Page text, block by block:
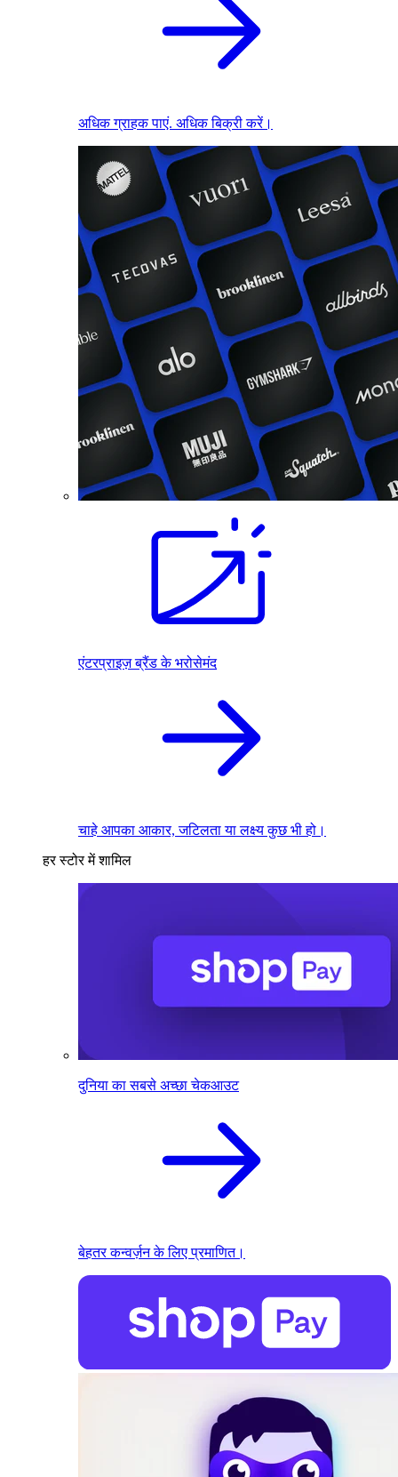
अधिक ग्राहक पाएं. अधिक बिक्री करें।
एंटरप्राइज़ ब्रैंड के भरोसेमंद
चाहे आपका आकार, जटिलता या लक्ष्य कुछ भी हो।
हर स्टोर में शामिल
दुनिया का सबसे अच्छा चेकआउट
बेहतर कन्वर्ज़न के लिए प्रमाणित।